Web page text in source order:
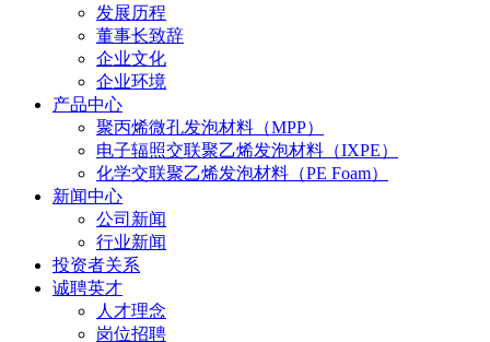
发展历程
董事长致辞
企业文化
企业环境
产品中心
聚丙烯微孔发泡材料（MPP）
电子辐照交联聚乙烯发泡材料（IXPE）
化学交联聚乙烯发泡材料（PE Foam）
新闻中心
公司新闻
行业新闻
投资者关系
诚聘英才
人才理念
岗位招聘